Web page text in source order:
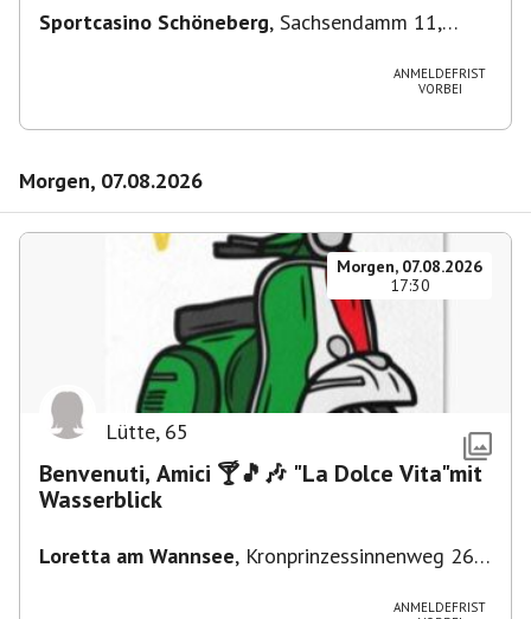
Sportcasino Schöneberg, Sachsendamm 11,
ANMELDEFRIST
VORBEI
Morgen, 07.08.2026
Morgen, 07.08.2026
17:30
Lütte, 65
Benvenuti, Amici 🍸🎵🎶 "La Dolce Vita"mit
Wasserblick
Loretta am Wannsee, Kronprinzessinnenweg 260,
ANMELDEFRIST